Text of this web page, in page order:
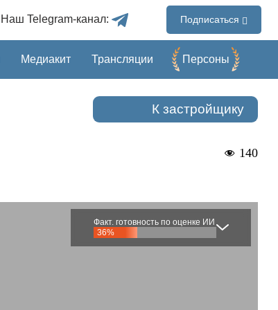
Наш Telegram-канал: Подписаться
Медиакит Трансляции Перcоны
К застройщику
140
Факт. готовность по оценке ИИ
36%